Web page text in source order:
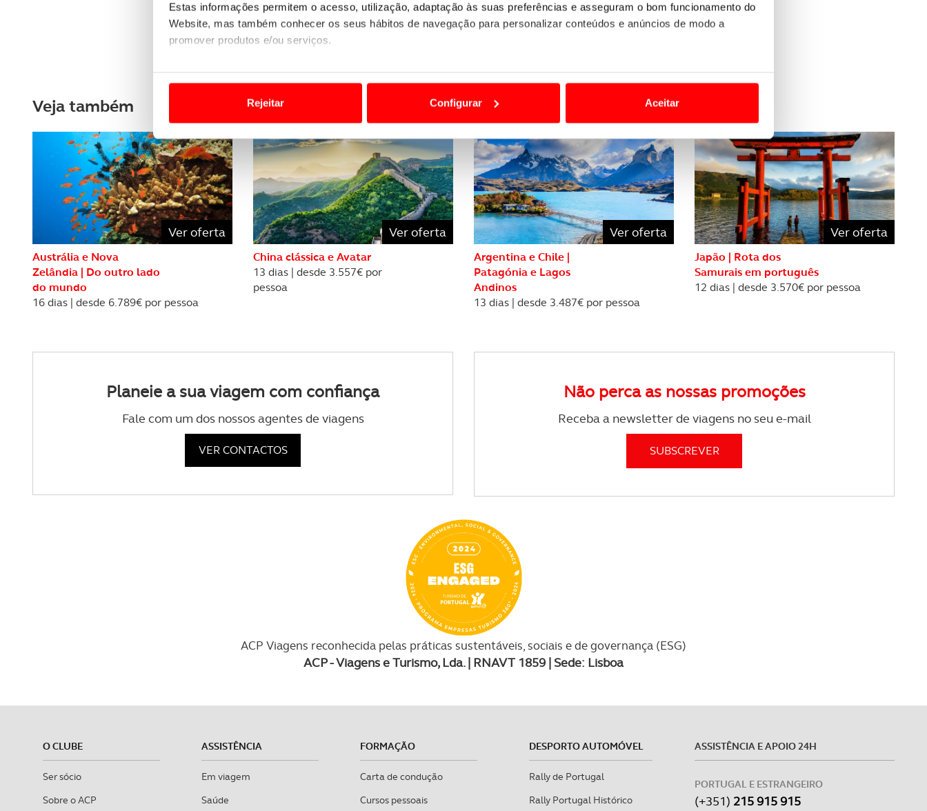
Estas informações permitem o acesso, utilização, adaptação às suas preferências e asseguram o bom funcionamento do
Website, mas também conhecer os seus hábitos de navegação para personalizar conteúdos e anúncios de modo a
promover produtos e/ou serviços.
Usamos cookies para melhorar a sua experiência digital, personalizar conteúdos e anúncios, para lhe proporcionar
funcionalidades de redes sociais, bem como para analisar dados de navegação no nosso website.
Adicionalmente partilhamos informação, relativa à sua utilização do nosso site de publicidade e de análise, com parceiros
e organizações na UE e em países terceiros.
O ACP garantirá que as transferências internacionais de dados pessoais serão realizadas apenas com o seu
consentimento e quando tal se afigure estritamente necessário no contexto dos serviços a prestar.
Realçamos que o bloqueio de certo tipo de Cookies e tecnologias similares pode ter impacto na sua experiência de
navegação no Website e nos serviços disponibilizados.
Rejeitar Configurar Aceitar
Não encontrou o seu destino nas nossas ofertas online?
Veja também
Ver oferta
Austrália e Nova
Zelândia | Do outro lado
do mundo
16 dias | desde 6.789€ por pessoa
Ver oferta
China clássica e Avatar
13 dias | desde 3.557€ por
pessoa
Ver oferta
Argentina e Chile |
Patagónia e Lagos
Andinos
13 dias | desde 3.487€ por pessoa
Ver oferta
Japão | Rota dos
Samurais em português
12 dias | desde 3.570€ por pessoa
Planeie a sua viagem com confiança
Fale com um dos nossos agentes de viagens
VER CONTACTOS
Não perca as nossas promoções
Receba a newsletter de viagens no seu e-mail
ACP Viagens reconhecida pelas práticas sustentáveis, sociais e de governança (ESG)
ACP - Viagens e Turismo, Lda. | RNAVT 1859 | Sede: Lisboa
O CLUBE
Ser sócio
Sobre o ACP
ASSISTÊNCIA
Em viagem
Saúde
FORMAÇÃO
Carta de condução
Cursos pessoais
DESPORTO AUTOMÓVEL
Rally de Portugal
Rally Portugal Histórico
ASSISTÊNCIA E APOIO 24H
PORTUGAL E ESTRANGEIRO
(+351) 215 915 915